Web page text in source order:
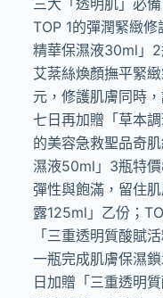
TOP 1的彈潤緊緻
精華保濕液30ml」
艾棻絲煥顏撫平緊
元，修護肌膚同時
七⽇再加贈「草本
的美容急救聖品奇
濕液50ml」3瓶特
彈性與飽滿，留住
露125ml」乙份；
「三重透明質酸賦
一瓶完成肌膚保濕
⽇加贈「三重透明